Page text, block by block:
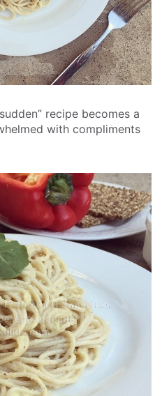
recipe becomes a
with compliments